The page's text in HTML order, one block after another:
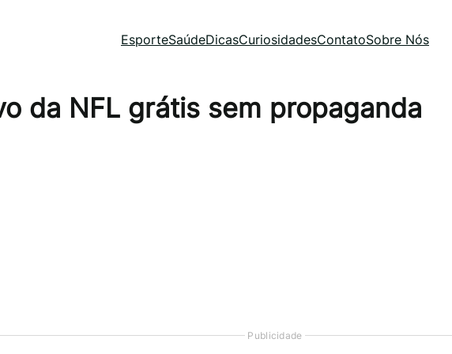
EsporteSaúdeDicasCuriosidadesContatoSobre Nós
da NFL grátis sem propaganda
Publicidade